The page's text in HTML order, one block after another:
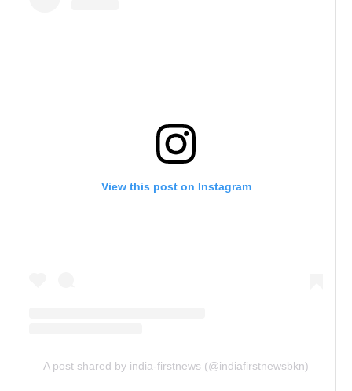
View this post on Instagram
A post shared by india-firstnews (@indiafirstnewsbkn)